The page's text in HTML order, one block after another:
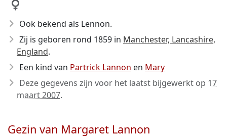
Ook bekend als Lennon.
Zij is geboren rond 1859 in Manchester, Lancashire,
England.
Een kind van Partrick Lannon en Mary
Deze gegevens zijn voor het laatst bijgewerkt op 17
maart 2007.
Gezin van Margaret Lannon